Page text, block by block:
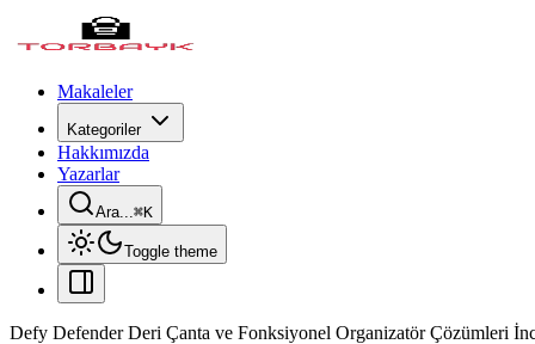
Makaleler
Kategoriler
Hakkımızda
Yazarlar
Ara...⌘K
Toggle theme
Defy Defender Deri Çanta ve Fonksiyonel Organizatör Çözümleri